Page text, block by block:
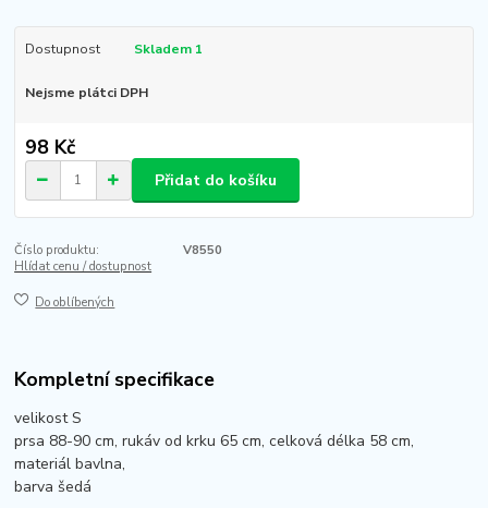
Dostupnost Skladem 1
Nejsme plátci DPH
98 Kč
Přidat do košíku
Číslo produktu:
V8550
Hlídat cenu / dostupnost
Do oblíbených
Kompletní specifikace
velikost S
prsa 88-90 cm, rukáv od krku 65 cm, celková délka 58 cm,
materiál bavlna,
barva šedá